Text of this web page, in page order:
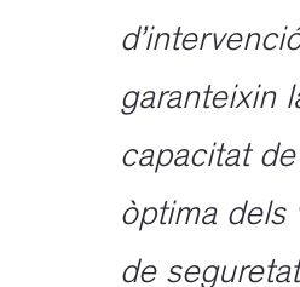
garanteixin
capacitat
òptima dels
de seguretat